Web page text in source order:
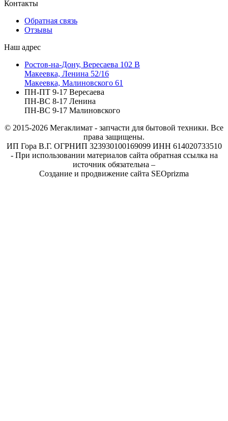
Контакты
Обратная связь
Отзывы
Наш адрес
Ростов-на-Дону, Вересаева 102 В
Макеевка, Ленина 52/16
Макеевка, Малиновского 61
ПН-ПТ 9-17 Вересаева
ПН-ВС 8-17 Ленина
ПН-ВС 9-17 Малиновского
© 2015-2026 Мегаклимат - запчасти для бытовой техники. Все
права защищены.
ИП Гора В.Г. ОГРНИП 323930100169099 ИНН 614020733510
- При использовании материалов сайта обратная ссылка на
источник обязательна –
Создание и продвижение сайта SEOprizma